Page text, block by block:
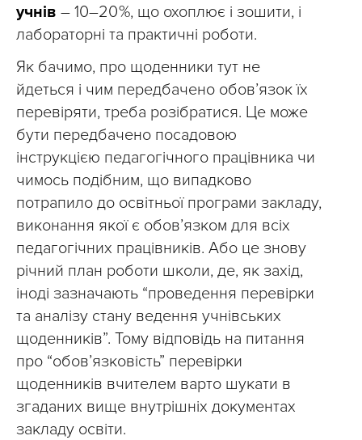
учнів – 10–20 %, що охоплює і зошити, і
лабораторні та практичні роботи.
Як бачимо, про щоденники тут не
йдеться і чим передбачено обов’язок їх
перевіряти, треба розібратися. Це може
бути передбачено посадовою
інструкцією педагогічного працівника чи
чимось подібним, що випадково
потрапило до освітньої програми закладу,
виконання якої є обов’язком для всіх
педагогічних працівників. Або це знову
річний план роботи школи, де, як захід,
іноді зазначають “проведення перевірки
та аналізу стану ведення учнівських
щоденників”. Тому відповідь на питання
про “обовʼязковість” перевірки
щоденників вчителем варто шукати в
згаданих вище внутрішніх документах
закладу освіти.